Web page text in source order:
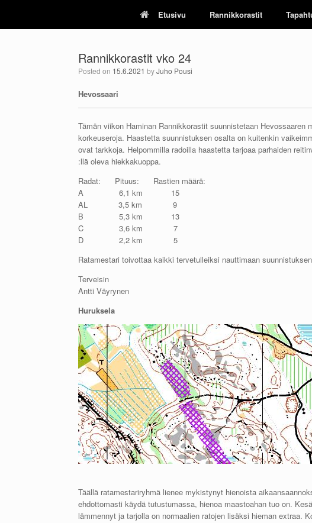
content
Etusivu Rannikkorastit
Rannikkorastit vko 24
Posted on 15.6.2021 byJuho Pousi
Hevossaari
Tämän viikon Haminan Rannikkorastit suunnistetaan
korkeuseroja. Haastetta suunnistuksen osalta on kuitenkin
ovat tarkkoja. Helpommilla radoilla haastetta tarjoaa parhaiden
:llä oleva hiekkakuoppa.
Radat: Pituus: Rastien määrä:
A 6,1 km 15
AL 3,5 km 9
B 5,3 km 13
C 3,6 km 7
D 2,2 km 5
Ratamestari toivottaa kaikki tervetulleiksi nauttimaan
Terveisin
Antti Väyrynen
Huruksela
Täällä ratamestariryhmä lienee mykistynyt hienoista
ehdottomasti käydä tutustumassa, hienoa maastoahan tuo on.
lämmennyt ja tarjolla on normaalien ratojen lisäksi hieman extraa.